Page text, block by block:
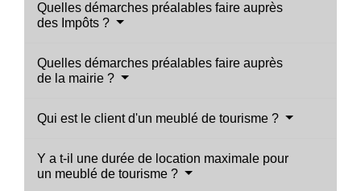
Quelles démarches préalables faire auprès
des Impôts ?
Quelles démarches préalables faire auprès
de la mairie ?
Qui est le client d'un meublé de tourisme ?
Y a t-il une durée de location maximale pour
un meublé de tourisme ?